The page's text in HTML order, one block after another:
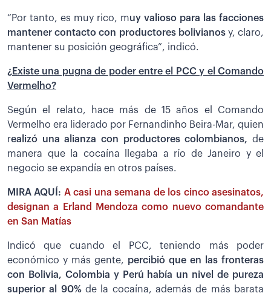
“Por tanto, es muy rico, muy valioso para las facciones
mantener contacto con productores bolivianos y, claro,
mantener su posición geográfica”, indicó.
¿Existe una pugna de poder entre el PCC y el Comando
Vermelho?
Según el relato, hace más de 15 años el Comando
Vermelho era liderado por Fernandinho Beira-Mar, quien
realizó una alianza con productores colombianos, de
manera que la cocaína llegaba a río de Janeiro y el
negocio se expandía en otros países.
MIRA AQUÍ: A casi una semana de los cinco asesinatos,
designan a Erland Mendoza como nuevo comandante
en San Matías
Indicó que cuando el PCC, teniendo más poder
económico y más gente, percibió que en las fronteras
con Bolivia, Colombia y Perú había un nivel de pureza
superior al 90%de la cocaína, además de más barata